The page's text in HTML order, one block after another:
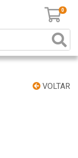
0
VOLTAR